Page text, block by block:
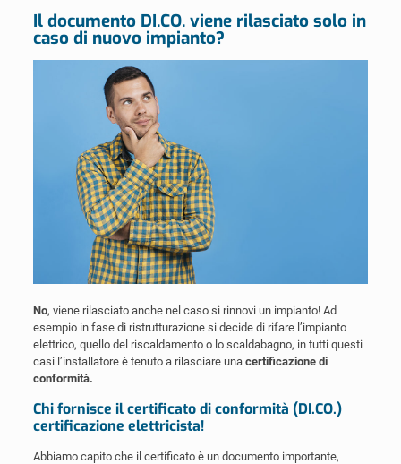
Il documento DI.CO. viene rilasciato solo in
caso di nuovo impianto?
No, viene rilasciato anche nel caso si rinnovi un impianto! Ad
esempio in fase di ristrutturazione si decide di rifare l’impianto
elettrico, quello del riscaldamento o lo scaldabagno, in tutti questi
casi l’installatore è tenuto a rilasciare una certificazione di
conformità.
Chi fornisce il certificato di conformità (DI.CO.)
certificazione elettricista!
Abbiamo capito che il certificato è un documento importante,